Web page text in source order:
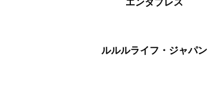
ルルルライフ・ジャパン